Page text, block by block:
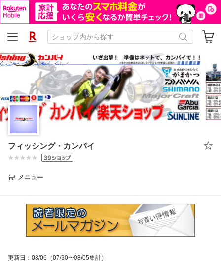
フィッシング・カンパイ
メニュー
更新日 ： 08/06 （07/30〜08/05集計）